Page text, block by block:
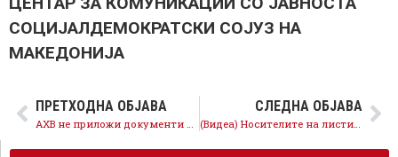
СОЦИЈАЛДЕМОКРАТСКИ СОЈУЗ НА
МАКЕДОНИЈА
ПРЕТХОДНА ОБЈАВА
АХВ не приложи документи дека пијалокот е безбеден
СЛЕДНА ОБЈАВА
(Видеа) Носителите на листи се обврзаа – носиме живот во Македонија!